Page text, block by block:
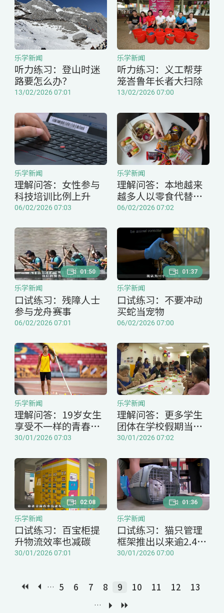
听力练习：登山时迷
路要怎么办？
乐学新闻
13/02/2026 07:01
听力练习：义工帮芽
笼峇鲁年长者大扫除
乐学新闻
13/02/2026 07:00
理解问答：女性参与
科技培训比例上升
乐学新闻
06/02/2026 07:03
理解问答：本地越来
越多人以零食代替正
餐
乐学新闻
06/02/2026 07:02
口试练习：残障人士
参与龙舟赛事
乐学新闻
06/02/2026 07:01
01:50
口试练习：不要冲动
买蛇当宠物
乐学新闻
06/02/2026 07:00
01:37
理解问答：19岁女生
享受不一样的青春岁
月
乐学新闻
30/01/2026 07:03
理解问答：更多学生
团体在学校假期当义
工
乐学新闻
30/01/2026 07:02
口试练习：百宝柜提
升物流效率也减碳
乐学新闻
30/01/2026 07:01
02:08
口试练习：猫只管理
框架推出以来逾2.4万
只宠物猫完成注册
乐学新闻
30/01/2026 07:00
01:36
… 5 6 7 8 9 10 11 12 13
…